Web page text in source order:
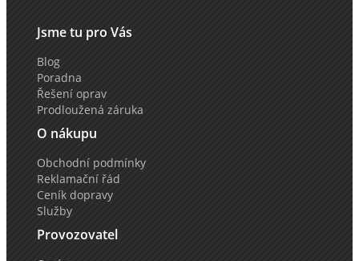
Jsme tu pro Vás
Blog
Poradna
Řešení oprav
Prodloužená záruka
O nákupu
Obchodní podmínky
Reklamační řád
Ceník dopravy
Služby
Provozovatel